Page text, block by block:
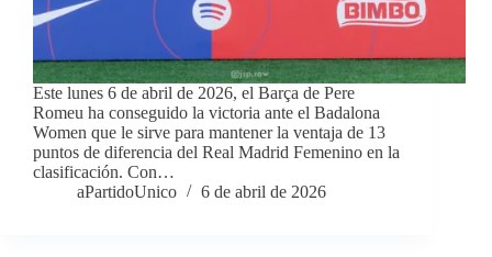
Este lunes 6 de abril de 2026, el Barça de Pere
Romeu ha conseguido la victoria ante el Badalona
Women que le sirve para mantener la ventaja de 13
puntos de diferencia del Real Madrid Femenino en la
clasificación. Con…
aPartidoUnico
6 de abril de 2026